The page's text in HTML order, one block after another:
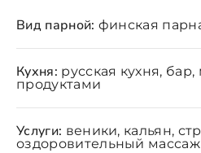
Вид парной: финская
Кухня: русская кухня,
продуктами
Услуги: веники, кальян,
оздоровительный массаж